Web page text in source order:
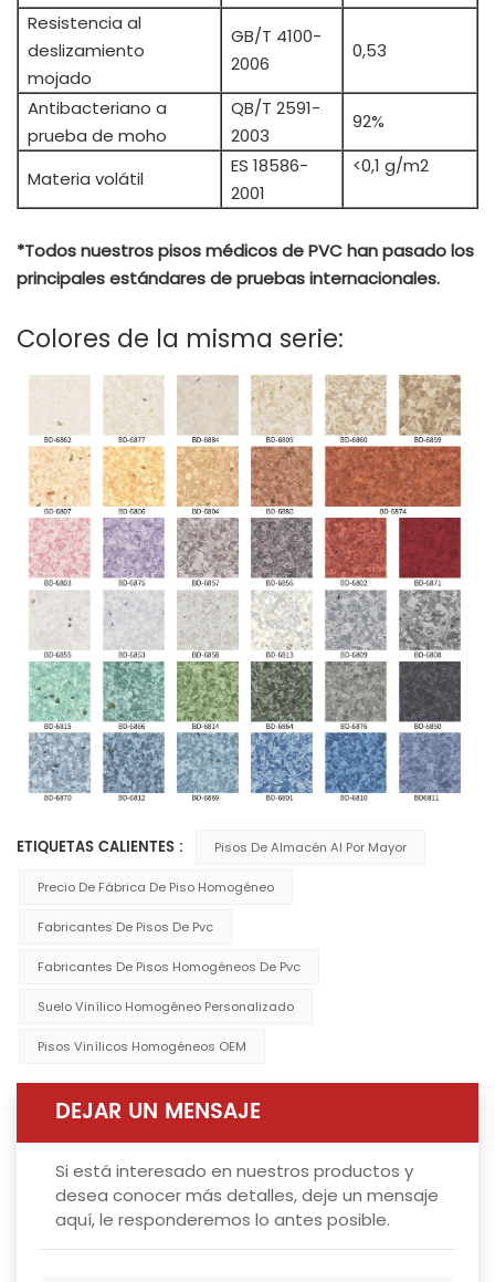
Resistencia al
deslizamiento
mojado
GB/T 4100-
2006
0,53
Antibacteriano a
prueba de moho
QB/T 2591-
2003
92%
Materia volátil
ES 18586-
2001
<0,1 g/m2
*Todos nuestros pisos médicos de PVC han pasado los
principales estándares de pruebas internacionales.
Colores de la misma serie:
ETIQUETAS CALIENTES : Pisos De Almacén Al Por Mayor
Precio De Fábrica De Piso Homogéneo
Fabricantes De Pisos De Pvc
Fabricantes De Pisos Homogéneos De Pvc
Suelo Vinílico Homogéneo Personalizado
Pisos Vinílicos Homogéneos OEM
DEJAR UN MENSAJE
Si está interesado en nuestros productos y
desea conocer más detalles, deje un mensaje
aquí, le responderemos lo antes posible.